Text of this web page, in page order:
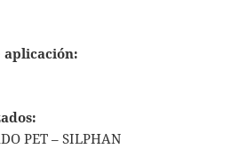
aplicación:
PET – SILPHAN